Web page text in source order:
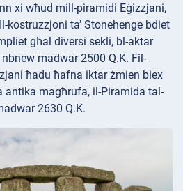
xi wħud mill-piramidi Eġizzjani,
kostruzzjoni ta’ Stonehenge bdiet
għal diversi sekli, bl-aktar
madwar 2500 Q.K. Fil-
ħadu ħafna iktar żmien biex
antika magħrufa, il-Piramida tal-
2630 Q.K.